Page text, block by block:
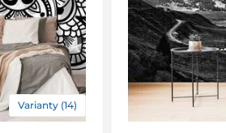
je šetrná k životnímu prostředí, což
použití v jakékoli místnosti.
přísné normy chemické
certifikace VOC a GREENGUARD
tapety navíc neobsahují PVC a
vodní bázi.
Varianty (14)